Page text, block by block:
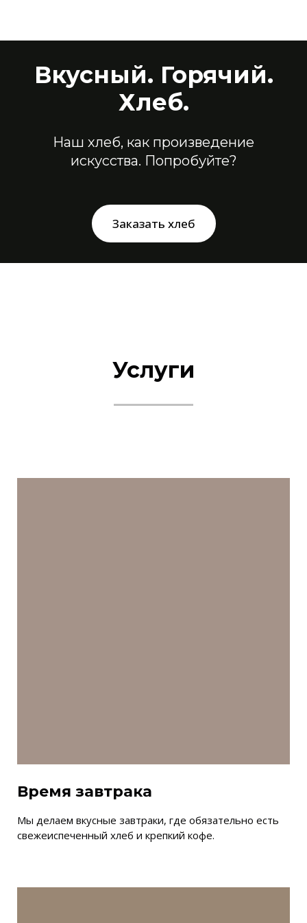
Вкусный. Горячий.
Хлеб.
Наш хлеб, как произведение
искусства. Попробуйте?
Заказать хлеб
Услуги
Время завтрака
Мы делаем вкусные завтраки, где обязательно есть
свежеиспеченный хлеб и крепкий кофе.